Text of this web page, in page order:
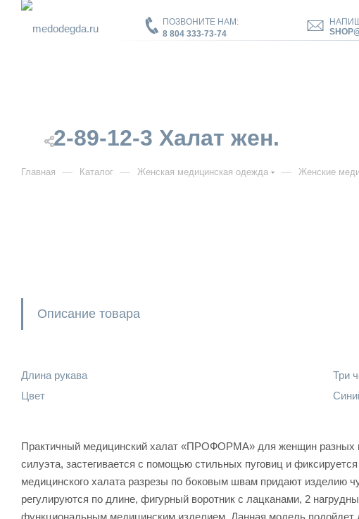
ПОЗВОНИТЕ НАМ:
8 804 333-73-74
2-89-12-3 Халат жен.
Главная — Каталог — Женская медицинская одежда — Женские
Описание товара
Длина рукава
Три
Цвет
Практичный медицинский халат «ПРОФОРМА» для женщин разных
силуэта, застегивается с помощью стильных пуговиц и
медицинского халата разрезы по боковым швам придают изделию
регулируются по длине, фигурный воротник с лацканами, 2
функциональным медицинским изделием. Данная модель подойдет